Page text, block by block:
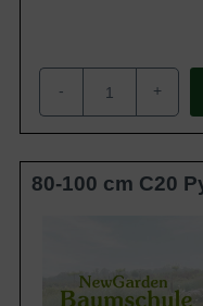
- +
80-100 cm C20